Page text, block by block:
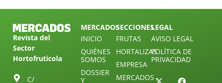
Revista del
Sector
Hortofrutícola
C/
MERCADOS
INICIO
QUIÉNES
SOMOS
DOSSIER
Y
SECCIONES
FRUTAS
HORTALIZAS
EMPRESA
MERCADOS
LEGAL
AVISO LEGAL
POLÍTICA DE
PRIVACIDAD